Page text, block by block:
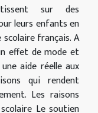
sur des
leurs enfants en
français. A
effet de mode et
aide réelle aux
qui rendent
Les raisons
Le soutien